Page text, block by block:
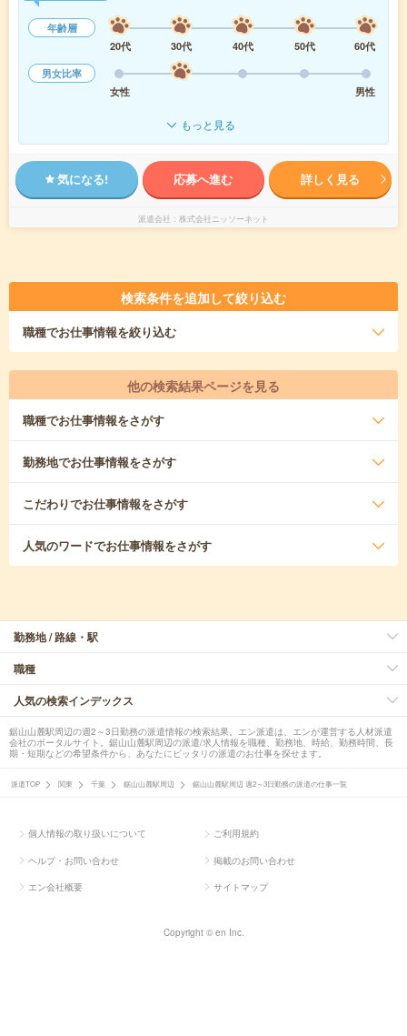
年齢層
20代
30代 40代 50代
60代
男女比率
女性
男性
もっと見る
気になる! 応募へ進む 詳しく見る
派遣会社 株式会社ニッソーネット
検索条件を追加して絞り込む
職種でお仕事情報を絞り込む
他の検索結果ページを見る
職種でお仕事情報をさがす
勤務地でお仕事情報をさがす
こだわりでお仕事情報をさがす
人気のワードでお仕事情報をさがす
勤務地 / 路線・駅
職種
人気の検索インデックス
鋸山山麓駅周辺の週2～3日勤務の派遣情報の検索結果。エン派遣は、エンが運営する人材派遣
会社のポータルサイト。鋸山山麓駅周辺の派遣/求人情報を職種、勤務地、時給、勤務時間、長
期・短期などの希望条件から、あなたにピッタリの派遣のお仕事を探せます。
派遣TOP 関東 千葉 鋸山山麓駅周辺 鋸山山麓駅周辺 週2～3日勤務の派遣の仕事一覧
個人情報の取り扱いについて ご利用規約
ヘルプ・お問い合わせ 掲載のお問い合わせ
エン会社概要 サイトマップ
Copyright © en Inc.